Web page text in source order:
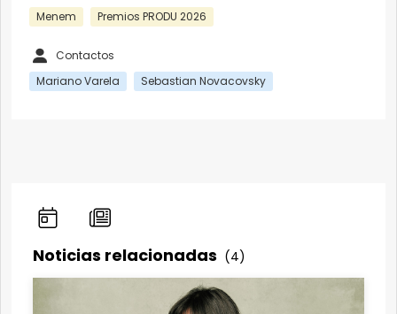
Menem
Premios PRODU 2026
Contactos
Mariano Varela
Sebastian Novacovsky
Noticias relacionadas (4)